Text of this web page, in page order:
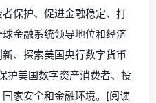
保护、促进金融稳定、打
金融系统领导地位和经济
、探索美国央行数字货币
护美国数字资产消费者、投
家安全和金融环境。[阅读